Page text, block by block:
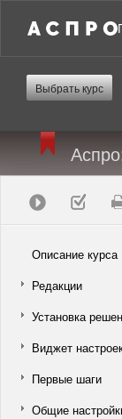
Выбрать курс
Описание курса
Редакции
Установка
Виджет
Первые шаги
Общие